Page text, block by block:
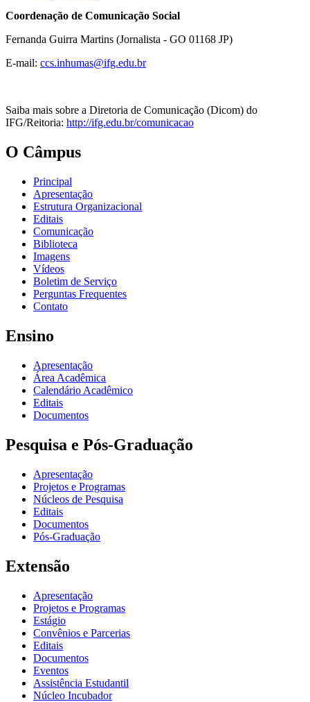
Coordenação de Comunicação Social
Fernanda Guirra Martins (Jornalista - GO 01168 JP)
E-mail: ccs.inhumas@ifg.edu.br
Saiba mais sobre a Diretoria de Comunicação (Dicom) do
IFG/Reitoria: http://ifg.edu.br/comunicacao
O Câmpus
Principal
Apresentação
Estrutura Organizacional
Editais
Comunicação
Biblioteca
Imagens
Vídeos
Boletim de Serviço
Perguntas Frequentes
Contato
Ensino
Apresentação
Área Acadêmica
Calendário Acadêmico
Editais
Documentos
Pesquisa e Pós-Graduação
Apresentação
Projetos e Programas
Núcleos de Pesquisa
Editais
Documentos
Pós-Graduação
Extensão
Apresentação
Projetos e Programas
Estágio
Convênios e Parcerias
Editais
Documentos
Eventos
Assistência Estudantil
Núcleo Incubador